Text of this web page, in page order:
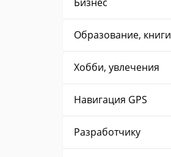
Образование, книги
Хобби, увлечения
Навигация GPS
Разработчику